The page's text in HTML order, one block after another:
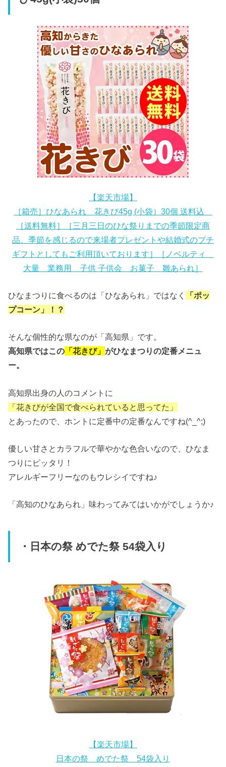
【楽天市場】
［箱売］ひなあられ 花きび45g (小袋）30個 送料込
［送料無料］［三月三日のひな祭りまでの季節限定商
品。季節を感じるので来場者プレゼントや結婚式のプチ
ギフトとしてもご利用頂いております］［ノベルティ
大量 業務用 子供 子供会 お菓子 雛あられ］
ひなまつりに食べるのは「ひなあられ」ではなく
「ポッ
プコーン」！？
そんな個性的な県なのが「高知県」です。
高知県ではこの 「花きび」がひなまつりの定番メニュ
ー。
高知県出身の人のコメントに
「花きびが全国で食べられていると思ってた」
とあったので、ホントに定番中の定番なんですね(^_^;)
優しい甘さとカラフルで華やかな色合いなので、ひなま
つりにピッタリ！
アレルギーフリーなのもウレシイですね♪
「高知のひなあられ」味わってみてはいかがでしょうか♪
・日本の祭 めでた祭 54袋入り
【楽天市場】
日本の祭 めでた祭 54袋入り